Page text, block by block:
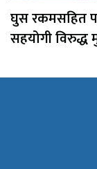
घुस रकमसहित
सहयोगी विरुद्ध